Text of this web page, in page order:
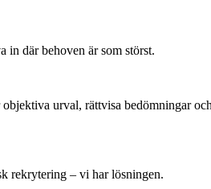
där behoven är som störst.
urval, rättvisa bedömningar
rekrytering – vi har lösningen.